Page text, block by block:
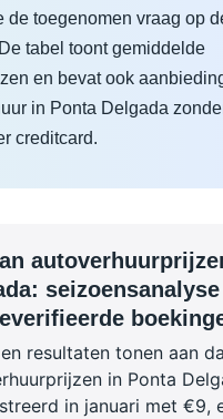
de toegenomen vraag op
tabel toont gemiddelde
en bevat ook
in Ponta Delgada
creditcard.
resultaten tonen aan
in Ponta
in januari met €9,